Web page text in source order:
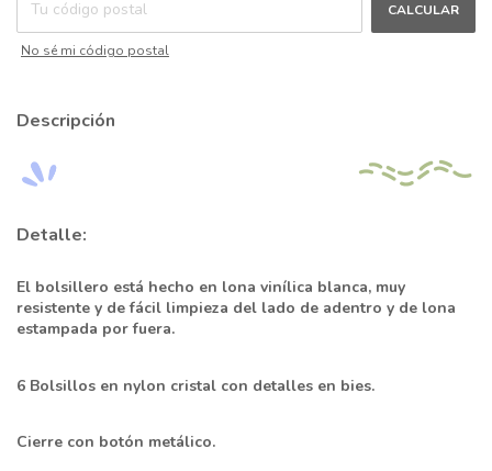
CALCULAR
No sé mi código postal
Descripción
Detalle:
El bolsillero está hecho en lona vinílica blanca, muy
resistente y de fácil limpieza del lado de adentro y de lona
estampada por fuera.
6 Bolsillos en nylon cristal con detalles en bies.
Cierre con botón metálico.